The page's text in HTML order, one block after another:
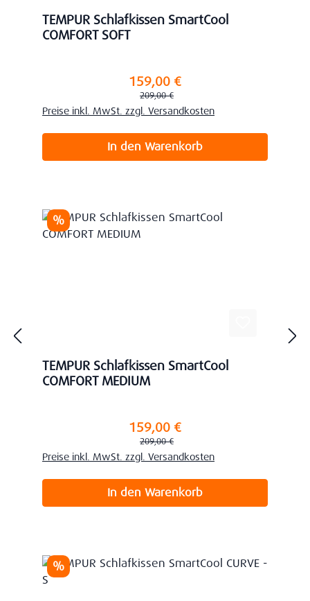
TEMPUR Schlafkissen SmartCool
COMFORT SOFT
159,00 €
Regulärer Preis:
209,00 €
Preise inkl. MwSt. zzgl. Versandkosten
In den Warenkorb
Rabatt
%
TEMPUR Schlafkissen SmartCool
COMFORT MEDIUM
159,00 €
Regulärer Preis:
209,00 €
Preise inkl. MwSt. zzgl. Versandkosten
In den Warenkorb
Rabatt
%